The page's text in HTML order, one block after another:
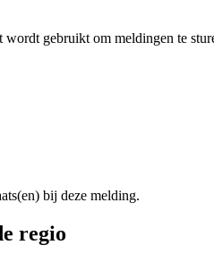
gebruikt om meldingen te
bij deze melding.
regio